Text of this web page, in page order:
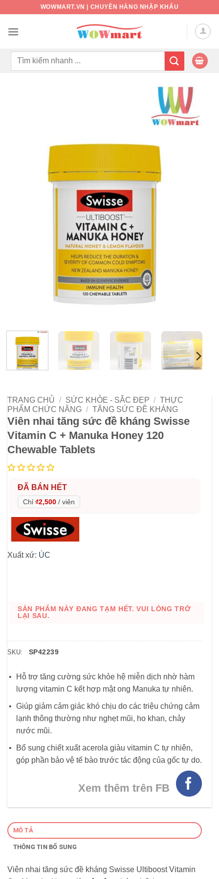
nội
WOWMART.VN | CHUYÊN HÀNG NHẬP KHẨU
Tìm
TRANG CHỦ / SỨC KHỎE - SẮC ĐẸP / THỰC
PHẨM CHỨC NĂNG / TĂNG SỨC ĐỀ KHÁNG
Viên nhai tăng sức đề kháng Swisse
Vitamin C + Manuka Honey 120
Chewable Tablets
ĐÃ BÁN HẾT
Chỉ ₫2,500 / viên
Xuất xứ: ÚC
SẢN PHẨM NÀY ĐANG TẠM HẾT. VUI LÒNG TRỞ
LẠI SAU.
SKU: SP42239
Hỗ trợ tăng cường sức khỏe hệ miễn dịch nhờ hàm
lượng vitamin C kết hợp mật ong Manuka tự nhiên.
Giúp giảm cảm giác khó chịu do các triệu chứng cảm
lạnh thông thường như nghẹt mũi, ho khan, chảy
nước mũi.
Bổ sung chiết xuất acerola giàu vitamin C tự nhiên,
góp phần bảo vệ tế bào trước tác động của gốc tự do.
Xem thêm trên FB
MÔ TẢ
THÔNG TIN BỔ SUNG
Viên nhai tăng sức đề kháng Swisse Ultiboost Vitamin